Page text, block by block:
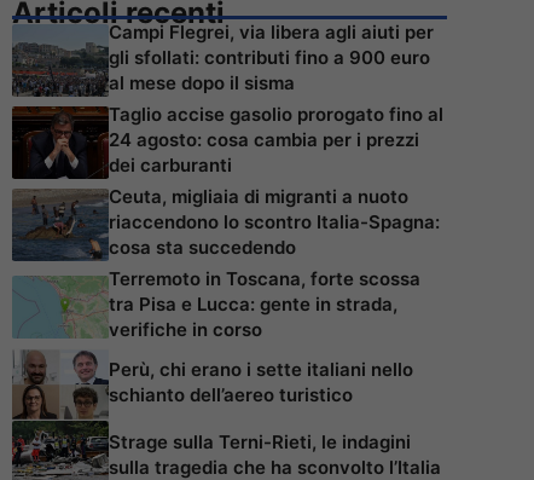
Articoli recenti
Campi Flegrei, via libera agli aiuti per
gli sfollati: contributi fino a 900 euro
al mese dopo il sisma
Taglio accise gasolio prorogato fino al
24 agosto: cosa cambia per i prezzi
dei carburanti
Ceuta, migliaia di migranti a nuoto
riaccendono lo scontro Italia-Spagna:
cosa sta succedendo
Terremoto in Toscana, forte scossa
tra Pisa e Lucca: gente in strada,
verifiche in corso
Perù, chi erano i sette italiani nello
schianto dell’aereo turistico
Strage sulla Terni-Rieti, le indagini
sulla tragedia che ha sconvolto l’Italia